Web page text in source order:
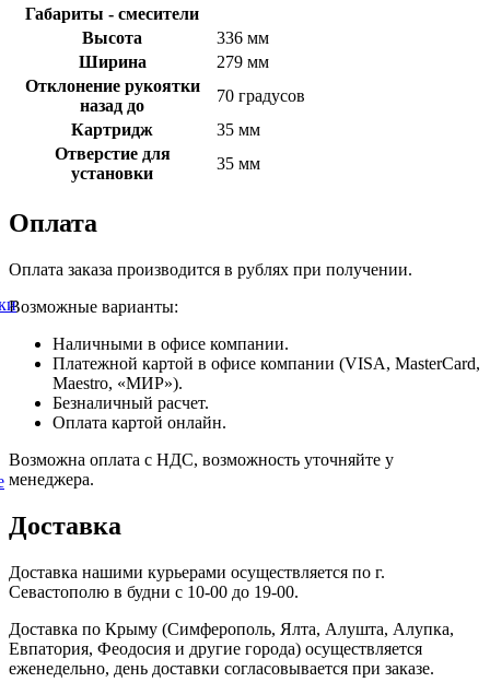
Габариты - смесители
Высота
336 мм
Ширина
279 мм
Отклонение рукоятки
назад до
70 градусов
Картридж
35 мм
Отверстие для
установки
35 мм
Оплата
Оплата заказа производится в рублях при получении.
Возможные варианты:
Наличными в офисе компании.
Платежной картой в офисе компании (VISA, MasterCard,
Maestro, «МИР»).
Безналичный расчет.
Оплата картой онлайн.
Возможна оплата с НДС, возможность уточняйте у
менеджера.
Доставка
Доставка нашими курьерами осуществляется по г.
Севастополю в будни с 10-00 до 19-00.
Доставка по Крыму (Симферополь, Ялта, Алушта, Алупка,
Евпатория, Феодосия и другие города) осуществляется
еженедельно, день доставки согласовывается при заказе.